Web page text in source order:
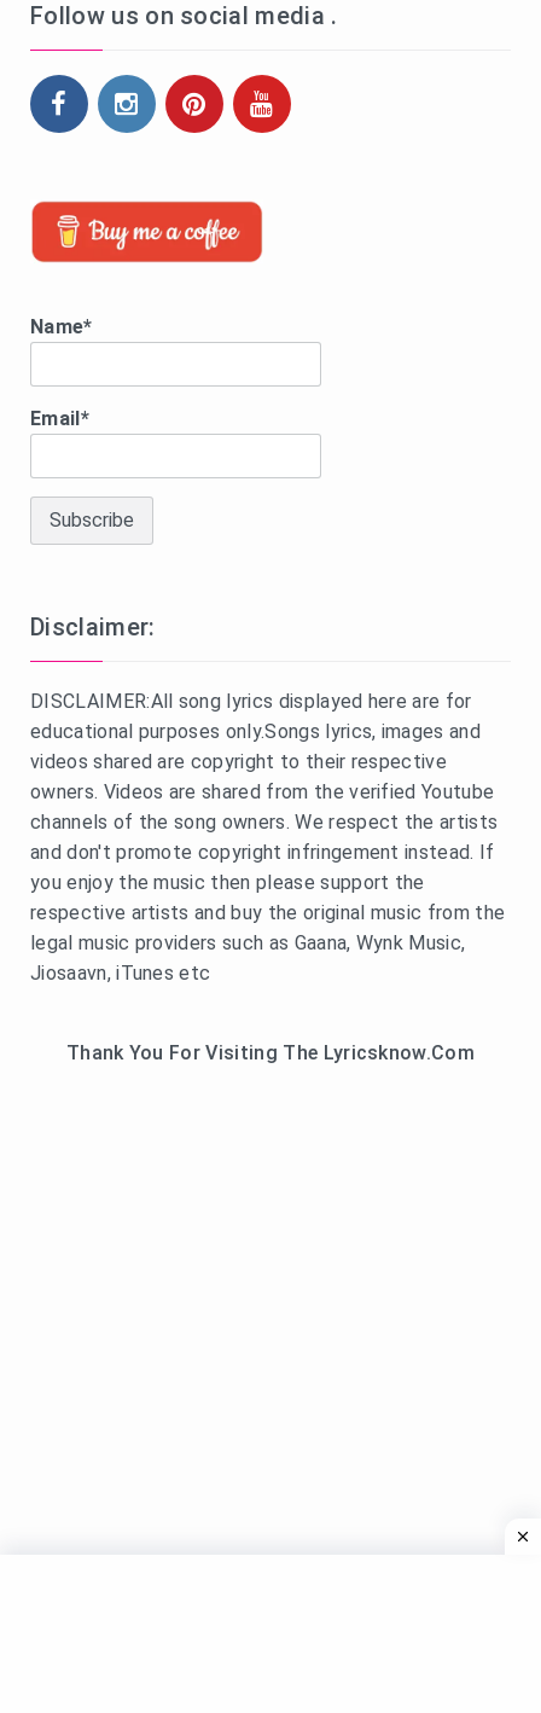
Follow us on social media .
Name*
Email*
Disclaimer:
DISCLAIMER:All song lyrics displayed here are for
educational purposes only.Songs lyrics, images and
videos shared are copyright to their respective
owners. Videos are shared from the verified Youtube
channels of the song owners. We respect the artists
and don't promote copyright infringement instead. If
you enjoy the music then please support the
respective artists and buy the original music from the
legal music providers such as Gaana, Wynk Music,
Jiosaavn, iTunes etc
Thank You For Visiting The Lyricsknow.Com